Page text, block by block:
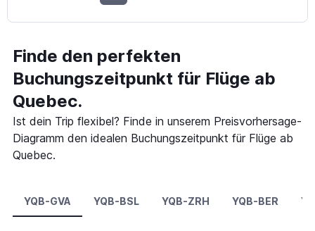
Finde den perfekten
Buchungszeitpunkt für Flüge ab
Quebec.
Ist dein Trip flexibel? Finde in unserem Preisvorhersage-
Diagramm den idealen Buchungszeitpunkt für Flüge ab
Quebec.
YQB-GVA YQB-BSL YQB-ZRH YQB-BER